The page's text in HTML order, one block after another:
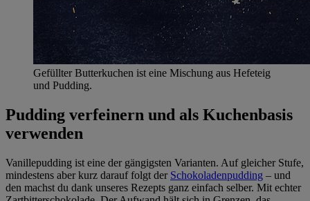
Gefüllter Butterkuchen ist eine Mischung aus Hefeteig
und Pudding.
Pudding verfeinern und als Kuchenbasis
verwenden
Vanillepudding ist eine der gängigsten Varianten. Auf gleicher Stufe,
mindestens aber kurz darauf folgt der Schokoladenpudding – und
den machst du dank unseres Rezepts ganz einfach selber. Mit echter